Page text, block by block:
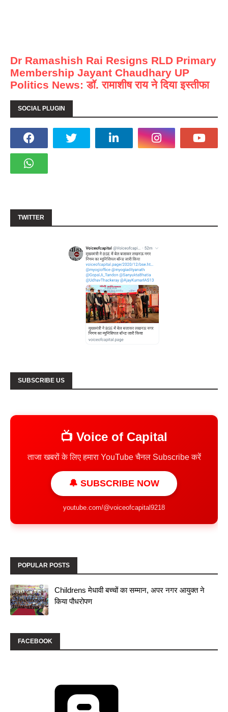
Dr Ramashish Rai Resigns RLD Primary
Membership Jayant Chaudhary UP
Politics News: डॉ. रामाशीष राय ने दिया इस्तीफा
SOCIAL PLUGIN
TWITTER
SUBSCRIBE US
📺 Voice of Capital
ताजा खबरों के लिए हमारा YouTube चैनल Subscribe करें
🔔 SUBSCRIBE NOW
youtube.com/@voiceofcapital9218
POPULAR POSTS
Childrens मेधावी बच्चों का सम्मान, अपर नगर आयुक्त ने
किया पौधरोपण
FACEBOOK